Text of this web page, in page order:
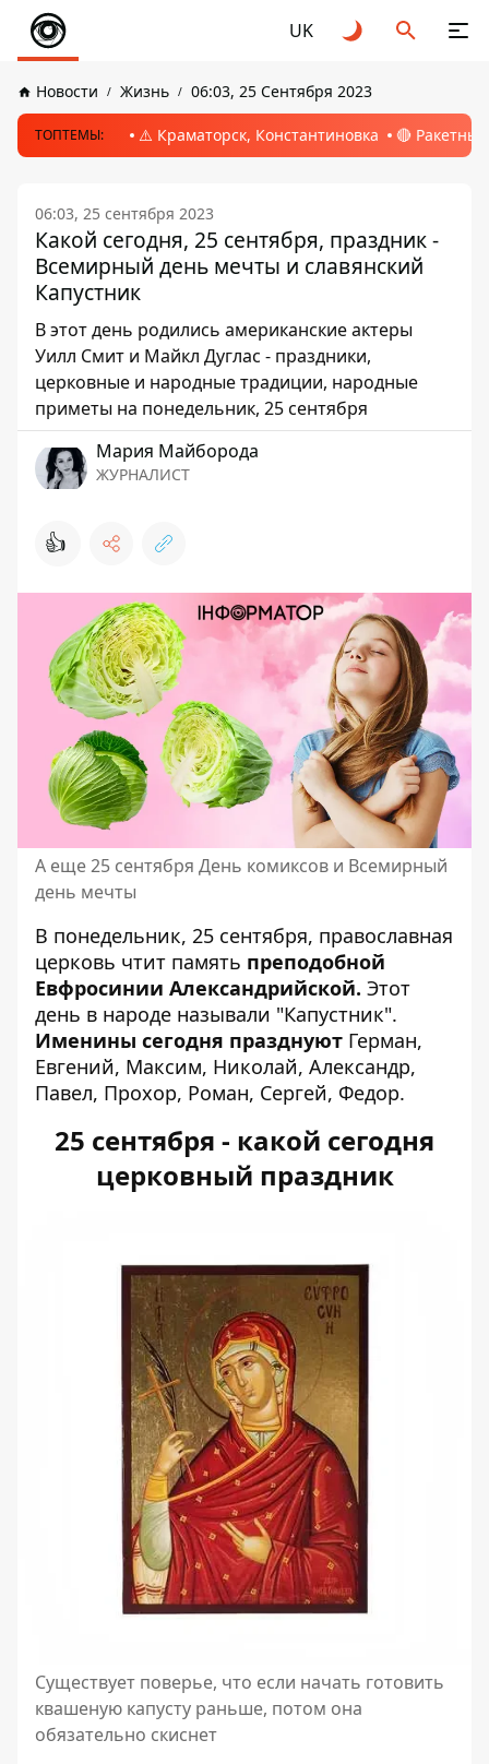
UK
Новости Жизнь 06:03, 25 Сентября 2023
ТОПТЕМЫ: ⚠️ Краматорск, Константиновка 🔴
06:03, 25 сентября 2023
Какой сегодня, 25 сентября, праздник -
Всемирный день мечты и славянский
Капустник
В этот день родились американские актеры
Уилл Смит и Майкл Дуглас - праздники,
церковные и народные традиции, народные
приметы на понедельник, 25 сентября
Мария Майборода
ЖУРНАЛИСТ
👍
А еще 25 сентября День комиксов и Всемирный
день мечты
В понедельник, 25 сентября, православная
церковь чтит память преподобной
Евфросинии Александрийской. Этот
день в народе называли "Капустник".
Именины сегодня празднуют Герман,
Евгений, Максим, Николай, Александр,
Павел, Прохор, Роман, Сергей, Федор.
25 сентября - какой сегодня
церковный праздник
Существует поверье, что если начать готовить
квашеную капусту раньше, потом она
обязательно скиснет